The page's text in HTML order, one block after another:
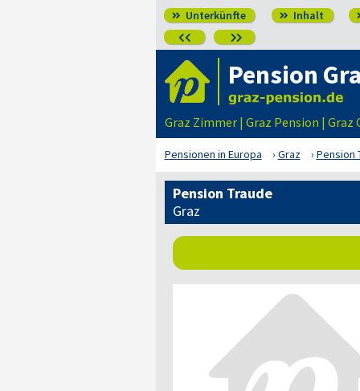
 Unterkünfte  Inhalt
 
Pension
Graz Zimmer | Graz Pension | Graz
Pensionen in Europa Graz Pension
Pension Traude
Graz